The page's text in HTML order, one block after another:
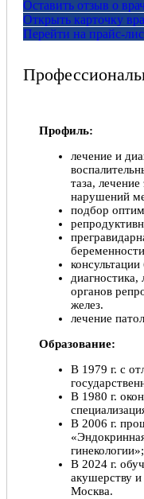
Оставить отзыв о
Открыть карточку
Перейти на прайс-
Профиль:
лечение и
таза,
нарушений
подбор
диагностика,
органов
желез.
лечение
Образование:
В 1979 г. с
В 1980 г.
В 2006 г.
гинекологии»;
В 2024 г.
акушерству
Москва.